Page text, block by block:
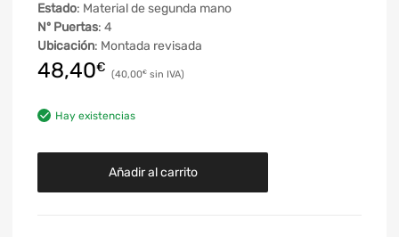
Estado: Material de segunda mano
Nº Puertas: 4
Ubicación: Montada revisada
48,40€ 40,00€
Hay existencias
Añadir al carrito